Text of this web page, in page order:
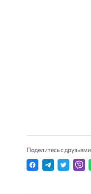
Поделитесь с друзьями